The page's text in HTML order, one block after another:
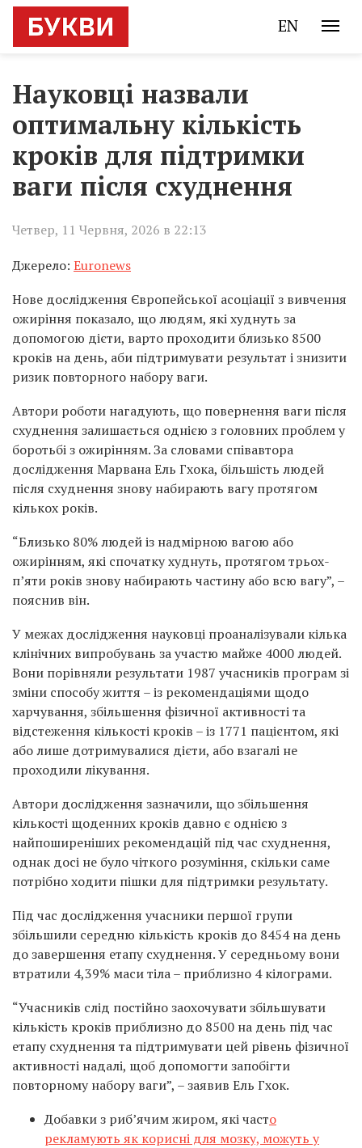
EN
Науковці назвали
оптимальну кількість
кроків для підтримки
ваги після схуднення
Четвер, 11 Червня, 2026 в 22:13
Джерело: Euronews
Нове дослідження Європейської асоціації з вивчення
ожиріння показало, що людям, які худнуть за
допомогою дієти, варто проходити близько 8500
кроків на день, аби підтримувати результат і знизити
ризик повторного набору ваги.
Автори роботи нагадують, що повернення ваги після
схуднення залишається однією з головних проблем у
боротьбі з ожирінням. За словами співавтора
дослідження Марвана Ель Гхока, більшість людей
після схуднення знову набирають вагу протягом
кількох років.
“Близько 80% людей із надмірною вагою або
ожирінням, які спочатку худнуть, протягом трьох-
п’яти років знову набирають частину або всю вагу”, –
пояснив він.
У межах дослідження науковці проаналізували кілька
клінічних випробувань за участю майже 4000 людей.
Вони порівняли результати 1987 учасників програм зі
зміни способу життя – із рекомендаціями щодо
харчування, збільшення фізичної активності та
відстеження кількості кроків – із 1771 пацієнтом, які
або лише дотримувалися дієти, або взагалі не
проходили лікування.
Автори дослідження зазначили, що збільшення
кількості щоденних кроків давно є однією з
найпоширеніших рекомендацій під час схуднення,
однак досі не було чіткого розуміння, скільки саме
потрібно ходити пішки для підтримки результату.
Під час дослідження учасники першої групи
збільшили середню кількість кроків до 8454 на день
до завершення етапу схуднення. У середньому вони
втратили 4,39% маси тіла – приблизно 4 кілограми.
“Учасників слід постійно заохочувати збільшувати
кількість кроків приблизно до 8500 на день під час
етапу схуднення та підтримувати цей рівень фізичної
активності надалі, щоб допомогти запобігти
повторному набору ваги”, – заявив Ель Гхок.
Добавки з риб’ячим жиром, які часто
рекламують як корисні для мозку, можуть у